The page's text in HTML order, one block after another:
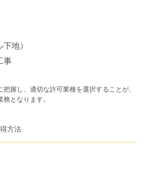
地）
事
握し、適切な許可業種を選択することが、
となります。
方法